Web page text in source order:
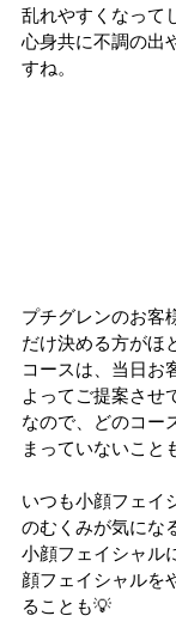
乱れやすくなって
心身共に不調の出
すね。
プチグレンのお客
だけ決める方がほ
コースは、当日お
よってご提案させ
なので、どのコー
まっていないこと
いつも小顔フェイ
のむくみが気にな
小顔フェイシャル
顔フェイシャルを
ることも💡